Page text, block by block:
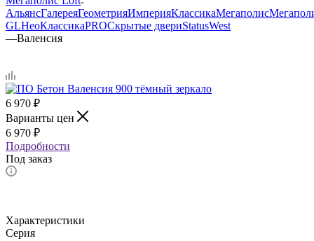
АльянсГалереяГеометрияИмперияКлассикаМегаполис
GLНеоКлассикаPROСкрытые двериStatusWest
—Валенсия
6 970 ₽
Варианты цен
6 970 ₽
Подробности
Под заказ
Характеристики
Серия